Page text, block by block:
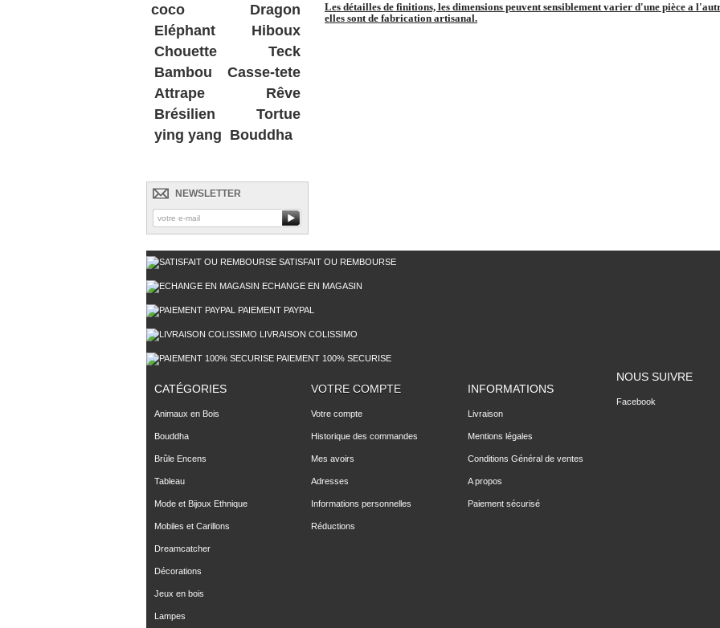
coco
Dragon
Eléphant
Hiboux
Chouette
Teck
Bambou
Casse-tete
Attrape Rêve
Brésilien
Tortue
ying yang Bouddha
NEWSLETTER
Les détailles de finitions, les dimensions peuvent sensiblement varier d'une pièce a
elles sont de fabrication artisanal.
SATISFAIT OU REMBOURSE
ECHANGE EN MAGASIN
PAIEMENT PAYPAL
LIVRAISON COLISSIMO
PAIEMENT 100% SECURISE
CATÉGORIES
Animaux en Bois
Bouddha
Brûle Encens
Tableau
Mode et Bijoux Ethnique
Mobiles et Carillons
Dreamcatcher
Décorations
Jeux en bois
Lampes
VOTRE COMPTE
Votre compte
Historique des commandes
Mes avoirs
Adresses
Informations personnelles
Réductions
INFORMATIONS
Livraison
Mentions légales
Conditions Général de ventes
A propos
Paiement sécurisé
NOUS SUIVRE
Facebook